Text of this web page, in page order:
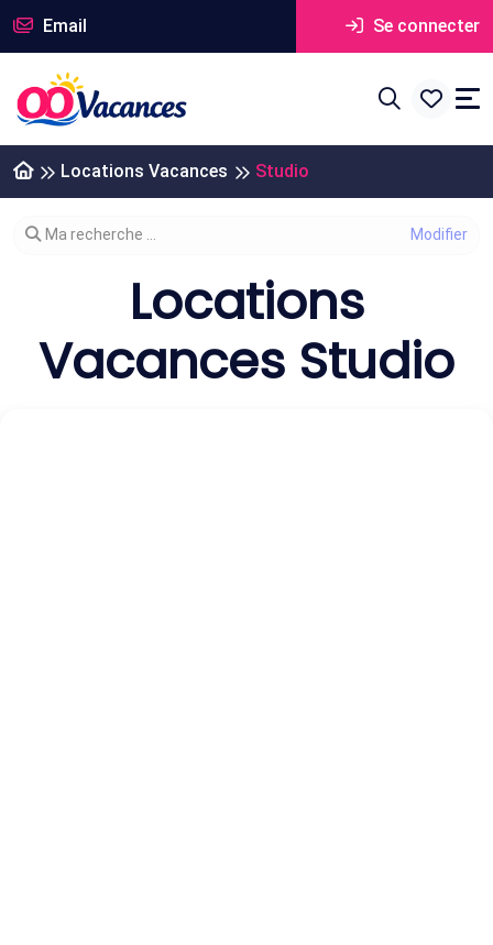
Email Se connecter
Locations Vacances Studio
Modifier votre recherche
Ma recherche ...
Locations
Vacances Studio